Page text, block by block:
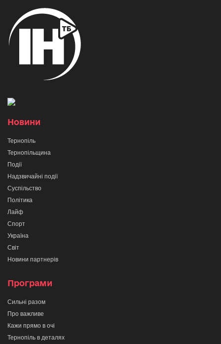
Новини
Тернопіль
Тернопільщина
Події
Надзвичайні події
Суспільство
Політика
Лайф
Спорт
Україна
Світ
Новини партнерів
Програми
Сильні разом
Про важливе
Кажи прямо в очі
Тернопіль в деталях